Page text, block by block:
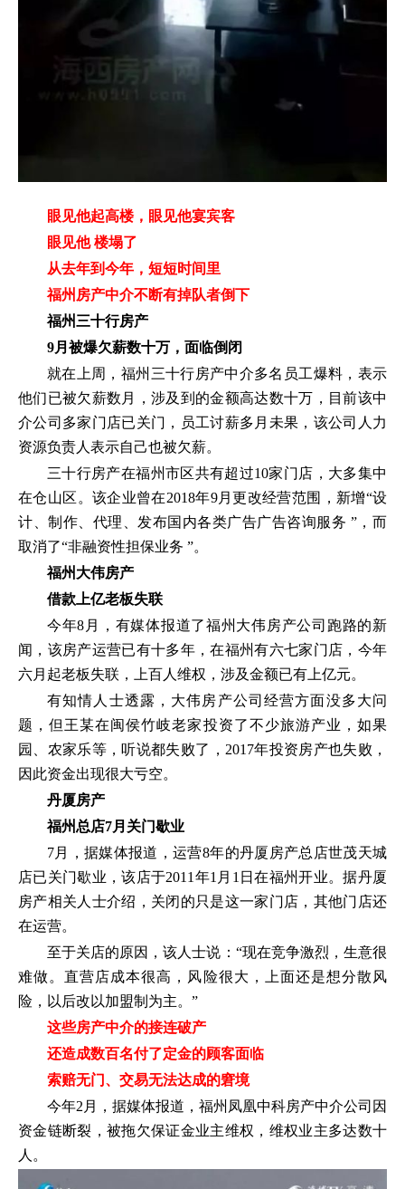
眼见他起高楼，眼见他宴宾客
眼见他 楼塌了
从去年到今年，短短时间里
福州房产中介不断有掉队者倒下
福州三十行房产
9月被爆欠薪数十万，面临倒闭
就在上周，福州三十行房产中介多名员工爆料，表示
他们已被欠薪数月，涉及到的金额高达数十万，目前该中
介公司多家门店已关门，员工讨薪多月未果，该公司人力
资源负责人表示自己也被欠薪。
三十行房产在福州市区共有超过10家门店，大多集中
在仓山区。该企业曾在2018年9月更改经营范围，新增“设
计、制作、代理、发布国内各类广告广告咨询服务 ”，而
取消了“非融资性担保业务 ”。
福州大伟房产
借款上亿老板失联
今年8月，有媒体报道了福州大伟房产公司跑路的新
闻，该房产运营已有十多年，在福州有六七家门店，今年
六月起老板失联，上百人维权，涉及金额已有上亿元。
有知情人士透露，大伟房产公司经营方面没多大问
题，但王某在闽侯竹岐老家投资了不少旅游产业，如果
园、农家乐等，听说都失败了，2017年投资房产也失败，
因此资金出现很大亏空。
丹厦房产
福州总店7月关门歇业
7月，据媒体报道，运营8年的丹厦房产总店世茂天城
店已关门歇业，该店于2011年1月1日在福州开业。据丹厦
房产相关人士介绍，关闭的只是这一家门店，其他门店还
在运营。
至于关店的原因，该人士说：“现在竞争激烈，生意很
难做。直营店成本很高，风险很大，上面还是想分散风
险，以后改以加盟制为主。”
这些房产中介的接连破产
还造成数百名付了定金的顾客面临
索赔无门、交易无法达成的窘境
今年2月，据媒体报道，福州凤凰中科房产中介公司因
资金链断裂，被拖欠保证金业主维权，维权业主多达数十
人。